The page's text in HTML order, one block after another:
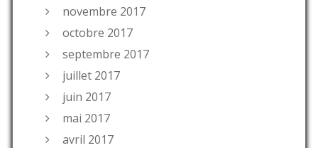
novembre 2017
octobre 2017
septembre 2017
juillet 2017
juin 2017
mai 2017
avril 2017